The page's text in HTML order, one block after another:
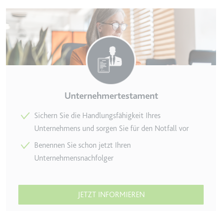
Interaktion der Nutzer mit
eingebetteten Inhalten zu
verfolgen.
Ablauf:
Beständig
Typ:
IndexedDB
ServiceWorkerLogsDatabase#SWHealthLog
Anbieter:
youtube.com
Zweck:
Notwendig für die
Implementierung und
Funktionalität von YouTube-
Videoinhalten auf der Website.
IndexedDB
Unternehmertestament
Sichern Sie die Handlungsfähigkeit Ihres
Unternehmens und sorgen Sie für den Notfall vor
Benennen Sie schon jetzt Ihren
Unternehmensnachfolger
JETZT INFORMIEREN